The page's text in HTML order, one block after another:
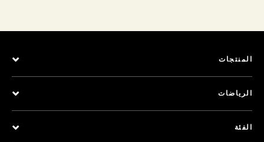
المنتجات
الرياضات
الفئة